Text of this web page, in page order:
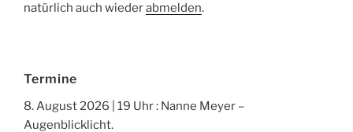
natürlich auch wiederabmelden.
Termine
8. August 2026 | 19 Uhr : Nanne Meyer –
Augenblicklicht.